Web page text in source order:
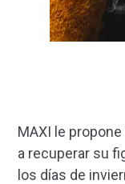
MAXI le
a recuperar su
los días de